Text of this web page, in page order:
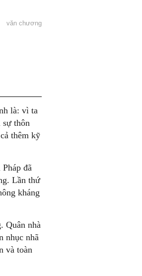
văn chương
là: vì ta
thôn
thêm kỹ
đã
Lần thứ
kháng
Quân nhà
nhục nhã
và toàn